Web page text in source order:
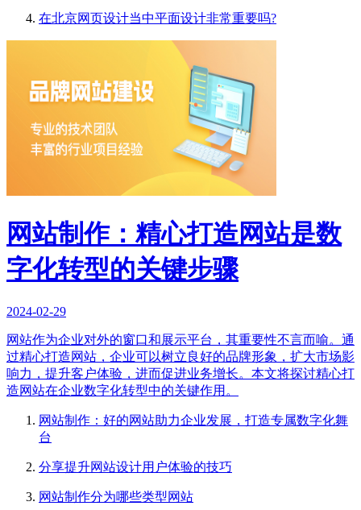
在北京网页设计当中平面设计非常重要吗?
网站制作：精心打造网站是数
字化转型的关键步骤
2024-02-29
网站作为企业对外的窗口和展示平台，其重要性不言而喻。通
过精心打造网站，企业可以树立良好的品牌形象，扩大市场影
响力，提升客户体验，进而促进业务增长。本文将探讨精心打
造网站在企业数字化转型中的关键作用。
网站制作：好的网站助力企业发展，打造专属数字化舞
台
分享提升网站设计用户体验的技巧
网站制作分为哪些类型网站